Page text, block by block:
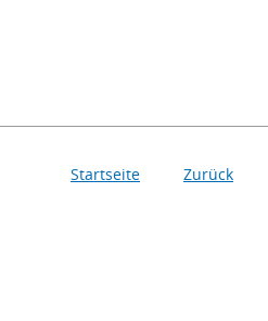
Startseite Zurück